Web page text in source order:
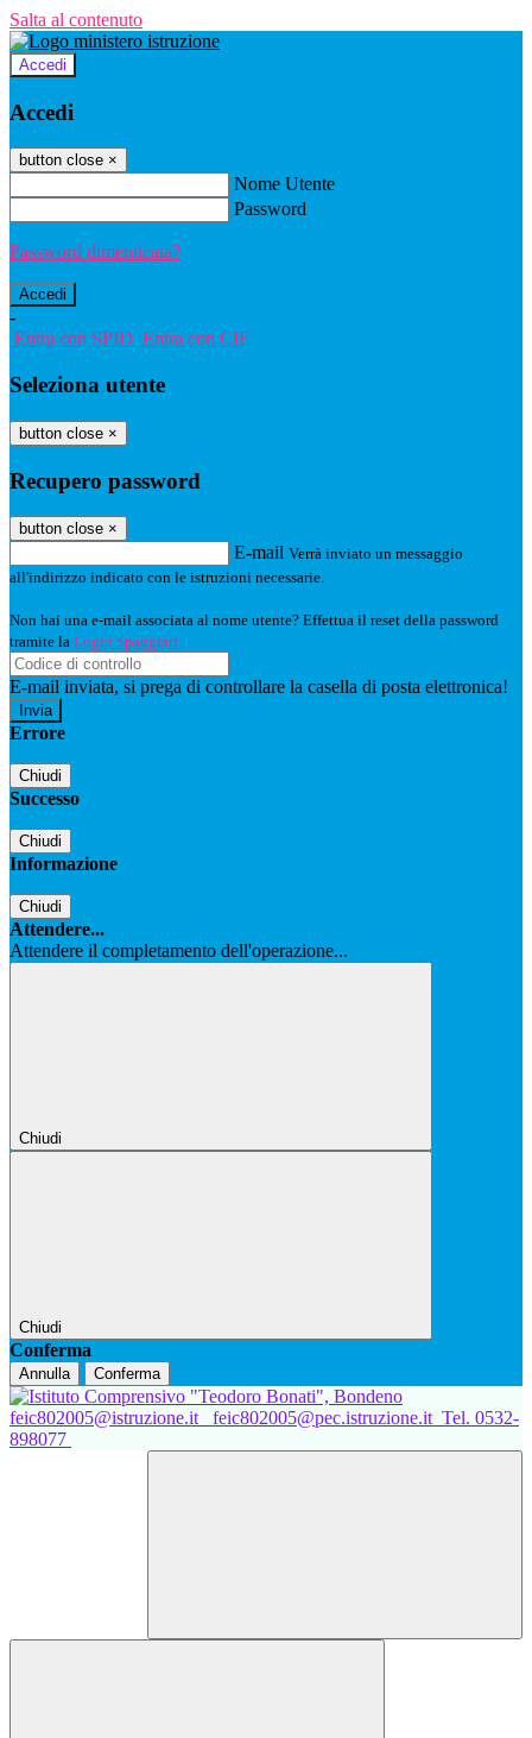
Salta al contenuto
Accedi
Accedi
button close ×
Nome Utente
Password
Password dimenticata?
-
Entra con SPID Entra con CIE
Seleziona utente
button close ×
Recupero password
button close ×
E-mail Verrà inviato un messaggio
all'indirizzo indicato con le istruzioni necessarie.
Non hai una e-mail associata al nome utente? Effettua il reset della password
tramite la Login Spaggiari
E-mail inviata, si prega di controllare la casella di posta elettronica!
Errore
Chiudi
Successo
Chiudi
Informazione
Chiudi
Attendere...
Attendere il completamento dell'operazione...
Chiudi
Chiudi
Conferma
Annulla Conferma
feic802005@istruzione.it feic802005@pec.istruzione.it Tel. 0532-
898077